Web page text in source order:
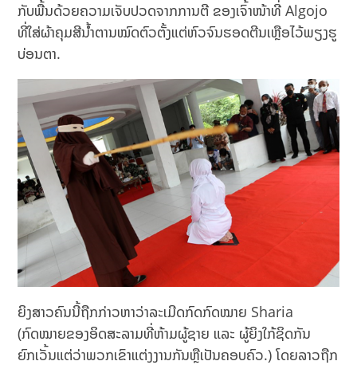
ກັບພື້ນດ້ວຍຄວາມເຈັບປວດຈາກການຕີ ຂອງເຈົ້າໜ້າທີ່ Algojo
ທີ່ໃສ່ຜ້າຄຸມສີນ້ຳຕານໝົດຕົວຕັ້ງແຕ່ຫົວຈົນຮອດຕີນເຫຼືອໄວ້ພຽງຮູ
ບ່ອນຕາ.
ຍິງສາວຄົນນີ້ຖືກກ່າວຫາວ່າລະເມີດກົດກົດໝາຍ Sharia
(ກົດໝາຍຂອງອິດສະລາມທີ່ຫ້າມຜູ້ຊາຍ ແລະ ຜູ້ຍິງໃກ້ຊິດກັນ
ຍົກເວັ້ນແຕ່ວ່າພວກເຂົາແຕ່ງງານກັນຫຼືເປັນຄອບຄົວ.) ໂດຍລາວຖືກ